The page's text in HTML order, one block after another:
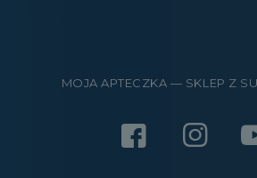
MOJA APTECZKA — SKLEP Z